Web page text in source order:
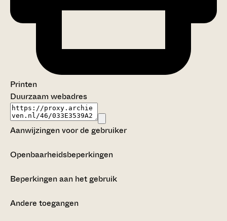
Printen
Duurzaam webadres
Aanwijzingen voor de gebruiker
Openbaarheidsbeperkingen
Beperkingen aan het gebruik
Andere toegangen